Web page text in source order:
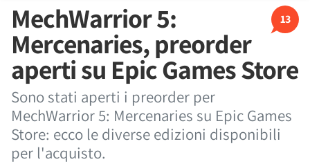
13
MechWarrior 5:
Mercenaries, preorder
aperti su Epic Games Store
Sono stati aperti i preorder per
MechWarrior 5: Mercenaries su Epic Games
Store: ecco le diverse edizioni disponibili
per l'acquisto.